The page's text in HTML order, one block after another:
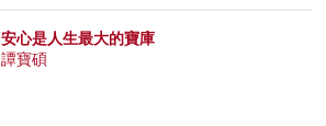
安心是人生最大的寶庫
譚寶碩